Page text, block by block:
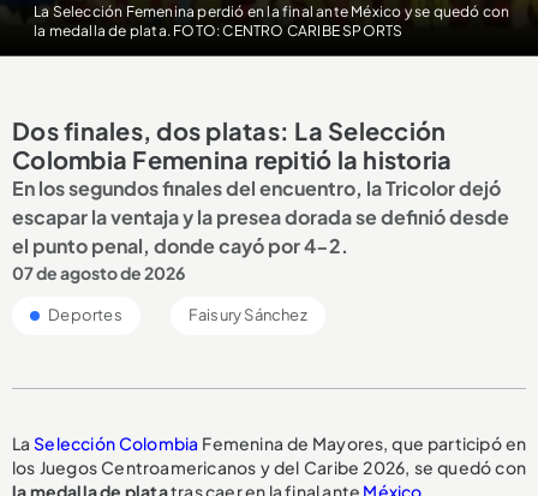
La Selección Femenina perdió en la final ante México y se quedó con
la medalla de plata. FOTO: CENTRO CARIBE SPORTS
Dos finales, dos platas: La Selección
Colombia Femenina repitió la historia
En los segundos finales del encuentro, la Tricolor dejó
escapar la ventaja y la presea dorada se definió desde
el punto penal, donde cayó por 4-2.
07 de agosto de 2026
Deportes Faisury Sánchez
LaSelección Colombia Femenina de Mayores, que participó en
los Juegos Centroamericanos y del Caribe 2026, se quedó con
la medalla de platatras caer en la final ante México.